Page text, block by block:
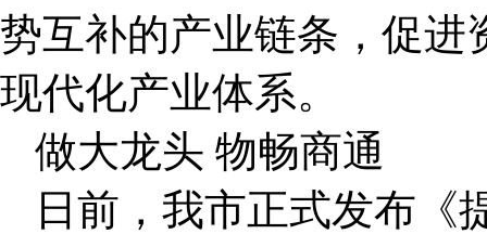
势互补的产业链条，促进
现代化产业体系。
做大龙头 物畅商通
日前，我市正式发布《